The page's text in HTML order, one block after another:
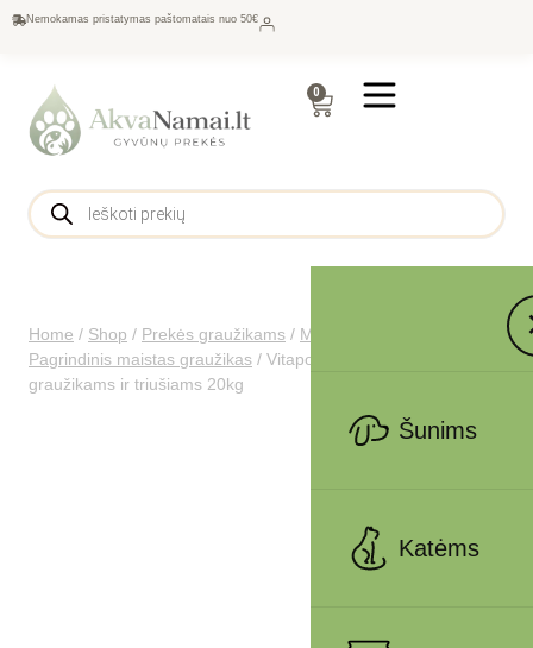
Nemokamas pristatymas paštomatais nuo 50€
0
Šunims
Katėms
Home / Shop / Prekės graužikams / Maistas graužikams
Pagrindinis maistas graužikas / Vitapol Standart kokteilis
graužikams ir triušiams 20kg